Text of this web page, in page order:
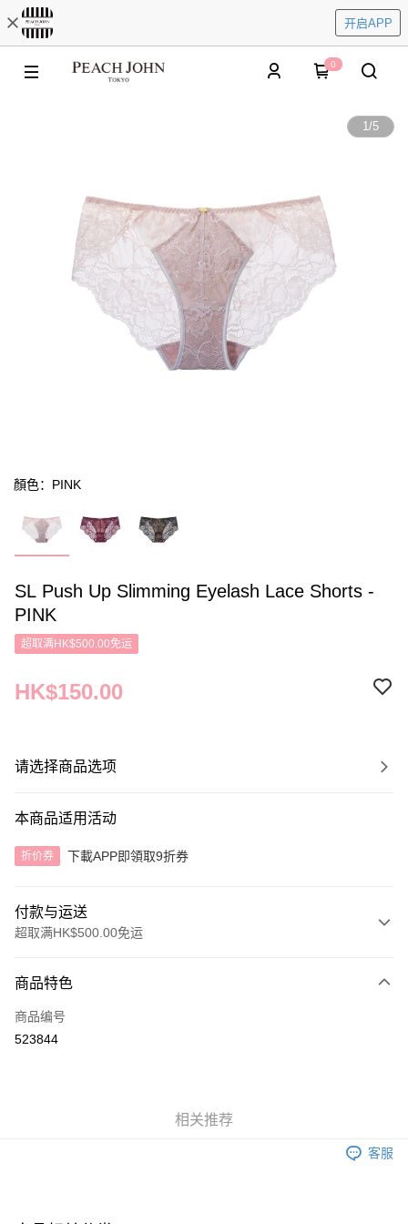
开启APP
0
1/5
顏色：PINK
SL Push Up Slimming Eyelash Lace Shorts -
PINK
超取满HK$500.00免运
HK$150.00
请选择商品选项
本商品适用活动
折价券 下載APP即領取9折券
付款与运送
超取满HK$500.00免运
信用卡
AlipayHK
每笔HK$40.00，满HK$500.00(含以上)免运费
商品特色
商品编号
523844
相关推荐
客服